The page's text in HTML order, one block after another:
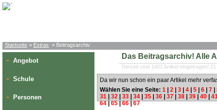
Startseite » Extras » Beitragsarchiv
» Angebot
» Schule
» Personen
Das Beitragsarchiv! Alle
Derzeit sind 1401 Artikel eingetragen!
Da wir nun schon ein paar Artikel mehr
Wählen Sie eine Seite: 1 2 3 4 5 6 7
31
32 33 34 35 36 37 38 39 40
64|65|66|67
#L: #ID: #Rubrik: